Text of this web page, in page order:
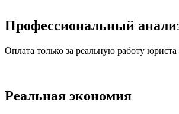
Профессиональный
Оплата только за реальную работу юриста
Реальная экономия